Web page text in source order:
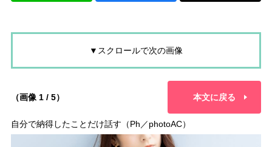
▼スクロールで次の画像
（画像 1 / 5） 本文に戻る
自分で納得したことだけ話す（Ph／photoAC）